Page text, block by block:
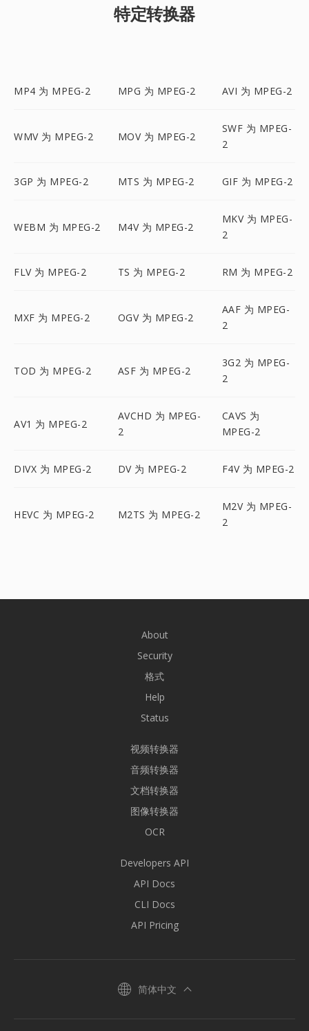
特定转换器
MP4 为 MPEG-2 MPG 为 MPEG-2 AVI 为 MPEG-2
WMV 为 MPEG-2 MOV 为 MPEG-2
SWF 为 MPEG-
2
3GP 为 MPEG-2 MTS 为 MPEG-2 GIF 为 MPEG-2
WEBM 为 MPEG-2 M4V 为 MPEG-2
MKV 为 MPEG-
2
FLV 为 MPEG-2 TS 为 MPEG-2 RM 为 MPEG-2
MXF 为 MPEG-2 OGV 为 MPEG-2
AAF 为 MPEG-
2
TOD 为 MPEG-2 ASF 为 MPEG-2
3G2 为 MPEG-
2
AV1 为 MPEG-2
AVCHD 为 MPEG-
2
CAVS 为
MPEG-2
DIVX 为 MPEG-2 DV 为 MPEG-2 F4V 为 MPEG-2
HEVC 为 MPEG-2 M2TS 为 MPEG-2
M2V 为 MPEG-
2
About
Security
格式
Help
Status
视频转换器
音频转换器
文档转换器
图像转换器
OCR
Developers API
API Docs
CLI Docs
API Pricing
简体中文